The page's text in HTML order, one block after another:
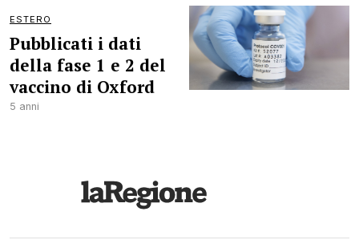
ESTERO
Pubblicati i dati
della fase 1 e 2 del
vaccino di Oxford
5 anni